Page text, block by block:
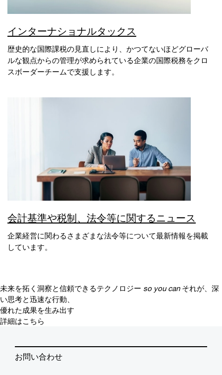
インターナショナルタックス
歴史的な国際課税の見直しにより、かつてないほどグローバ
ルな観点からの管理が求められている企業の国際税務をクロ
スボーダーチームで支援します。
会計基準や税制、法令等に関するニュース
企業経営に関わるさまざまな法令等について最新情報を掲載
しています。
未来を拓く洞察と信頼できるテクノロジー so you can それが、深
い思考と迅速な行動、
優れた成果を生み出す
詳細はこちら
お問い合わせ